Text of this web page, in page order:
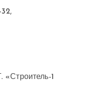
32,
1